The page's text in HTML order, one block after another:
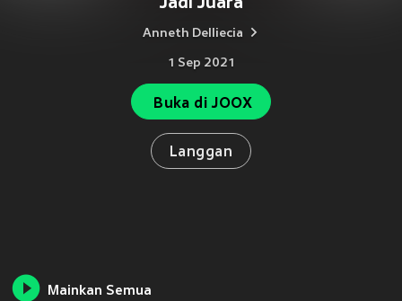
Anneth Delliecia
1 Sep 2021
Buka di JOOX
Langgan
Mainkan Semua